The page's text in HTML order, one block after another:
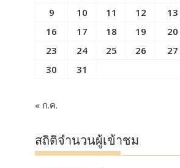
9
10 11 12 13
16
17 18 19 20
23
24 25 26 27
30
31
« ก.ค.
สถิติจำนวนผู้เข้าชม